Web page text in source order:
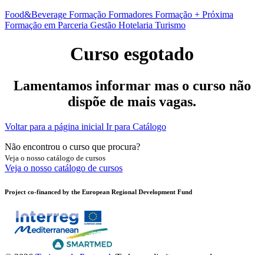
Food&Beverage Formação Formadores Formação + Próxima
Formação em Parceria Gestão Hotelaria Turismo
Curso esgotado
Lamentamos informar mas o curso não
dispõe de mais vagas.
Voltar para a página inicial Ir para Catálogo
Não encontrou o curso que procura?
Veja o nosso catálogo de cursos
Veja o nosso catálogo de cursos
Project co-financed by the European Regional Development Fund